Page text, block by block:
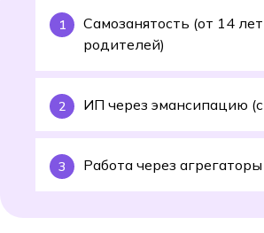
Самозанятость (от 14 лет
родителей)
ИП через эмансипацию
Работа через